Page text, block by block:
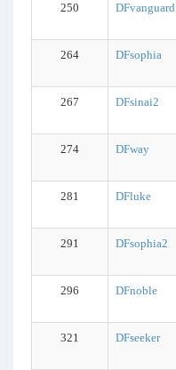
250 DFvanguard
264 DFsophia
267 DFsinai2
274 DFway
281 DFluke
291 DFsophia2
296 DFnoble
321 DFseeker